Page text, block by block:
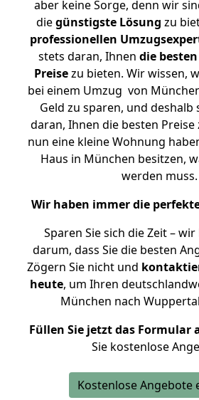
aber keine Sorge, denn wir
diegünstigste Lösung zu
professionellen
stets daran, Ihnen die
Preisezu bieten. Wir wissen,
bei einem Umzug von
Geld zu sparen, und deshalb
daran, Ihnen die besten Preise
nun eine kleine Wohnung
Haus in München besitzen,
werden muss.
Wir haben immer die
Sparen Sie sich die Zeit –
darum, dass Sie die besten
Zögern Sie nicht und
heute, um Ihren
München nach
Füllen Sie jetzt das Formular
Sie kostenlose
Kostenlose Angebote